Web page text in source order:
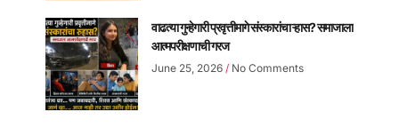
वाढत्या गुन्हेगारी प्रवृत्तीमागे संस्कारांचा ऱ्हास? समाजाला
आत्मपरीक्षणाची गरज
June 25, 2026 No Comments